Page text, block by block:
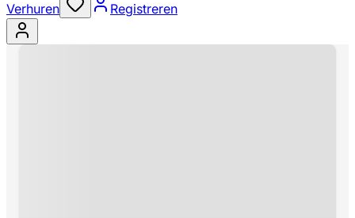
Verhuren Registreren